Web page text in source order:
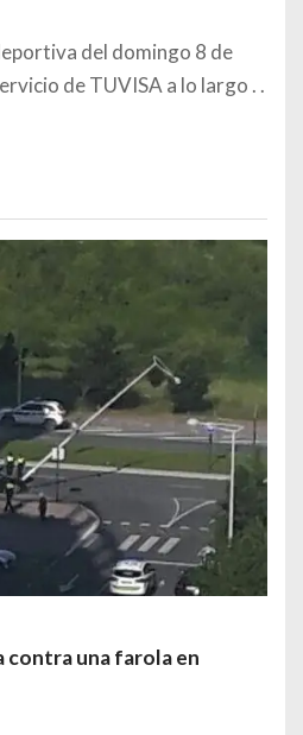
del domingo 8 de
de TUVISA a lo largo
contra una farola en